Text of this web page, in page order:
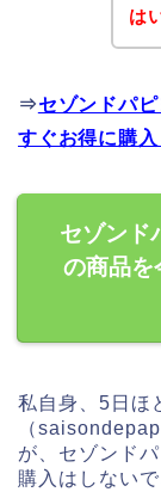
は
⇒セゾンドパ
すぐお得に購
セゾンド
の商品を
私自身、5日ほ
（
が、セゾンド
購入はしない